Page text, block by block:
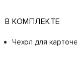
В КОМПЛЕКТЕ
Чехол для